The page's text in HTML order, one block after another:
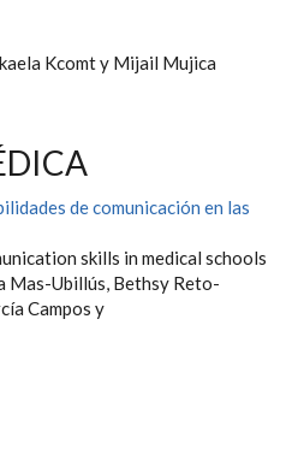
Kcomt y Mijail Mujica
de comunicación en las
skills in medical schools
Mas-Ubillús, Bethsy Reto-
Campos y